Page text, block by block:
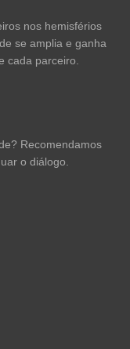
nos hemisférios
se amplia e ganha
cada parceiro.
Recomendamos
o diálogo.